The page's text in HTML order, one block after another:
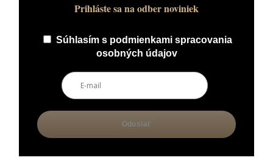
Prihláste sa na odber noviniek
Súhlasím s podmienkami spracovania
osobných údajov